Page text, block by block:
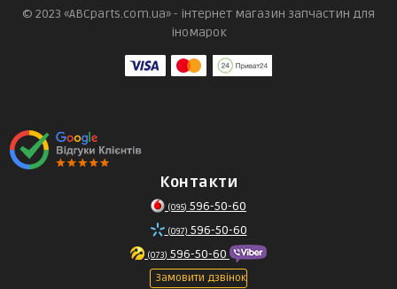
© 2023 «ABCparts.com.ua» - інтернет магазин запчастин для
іномарок
Контакти
(095) 596-50-60
(097) 596-50-60
(073) 596-50-60
Замовити дзвінок